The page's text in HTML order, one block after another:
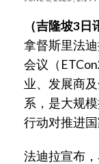
（吉隆坡3日
拿督斯里法
会议（
业、发展商
系，是大规
行动对推进
法迪拉宣布